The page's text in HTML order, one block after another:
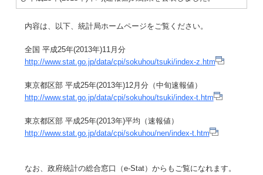
内容は、以下、統計局ホームページをご覧ください。
全国 平成25年(2013年)11月分
http://www.stat.go.jp/data/cpi/sokuhou/tsuki/index-z.htm
東京都区部 平成25年(2013年)12月分（中旬速報値）
http://www.stat.go.jp/data/cpi/sokuhou/tsuki/index-t.htm
東京都区部 平成25年(2013年)平均（速報値）
http://www.stat.go.jp/data/cpi/sokuhou/nen/index-t.htm
なお、政府統計の総合窓口（e-Stat）からもご覧になれます。